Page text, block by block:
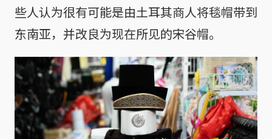
些人认为很有可能是由土耳其商人将毯帽带到
东南亚，并改良为现在所见的宋谷帽。